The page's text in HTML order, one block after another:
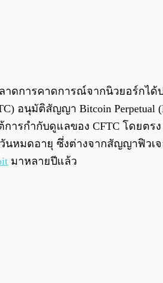
ดการคาดการณ์จากนิวยอร์กได้ป
มัติสัญญา Bitcoin Perpetual
กำกับดูแลของ CFTC โดยตรง
นหมดอายุ ซึ่งต่างจากสัญญาฟิว
มาหลายปีแล้ว